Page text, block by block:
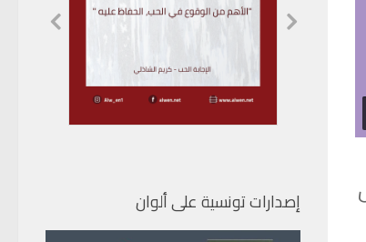
إصدارات تونسية على ألوان